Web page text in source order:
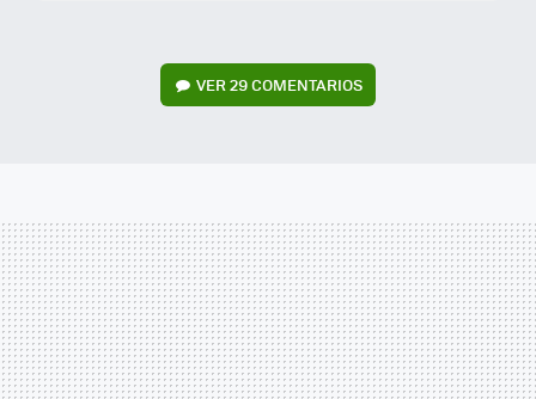
VER29 COMENTARIOS